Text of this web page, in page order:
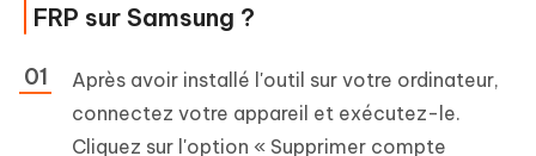
FRP sur Samsung ?
Après avoir installé l'outil sur votre ordinateur,
connectez votre appareil et exécutez-le.
Cliquez sur l'option « Supprimer compte